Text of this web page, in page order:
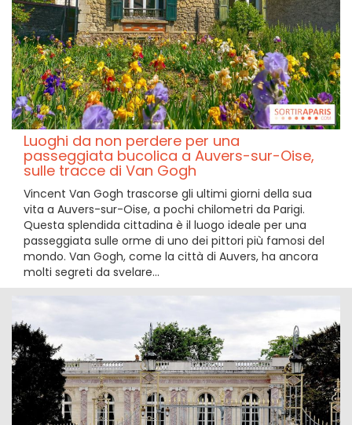
Luoghi da non perdere per una
passeggiata bucolica a Auvers-sur-Oise,
sulle tracce di Van Gogh
Vincent Van Gogh trascorse gli ultimi giorni della sua
vita a Auvers-sur-Oise, a pochi chilometri da Parigi.
Questa splendida cittadina è il luogo ideale per una
passeggiata sulle orme di uno dei pittori più famosi del
mondo. Van Gogh, come la città di Auvers, ha ancora
molti segreti da svelare...